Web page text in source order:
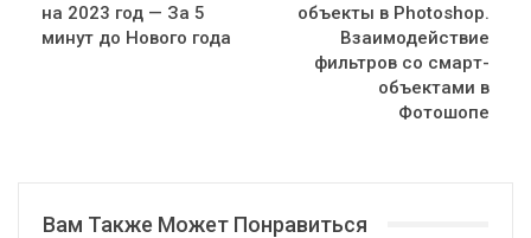
на 2023 год — За 5
минут до Нового года
объекты в Photoshop.
Взаимодействие
фильтров со смарт-
объектами в
Фотошопе
Вам Также Может Понравиться